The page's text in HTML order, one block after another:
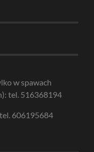
w spawach
tel. 516368194
606195684